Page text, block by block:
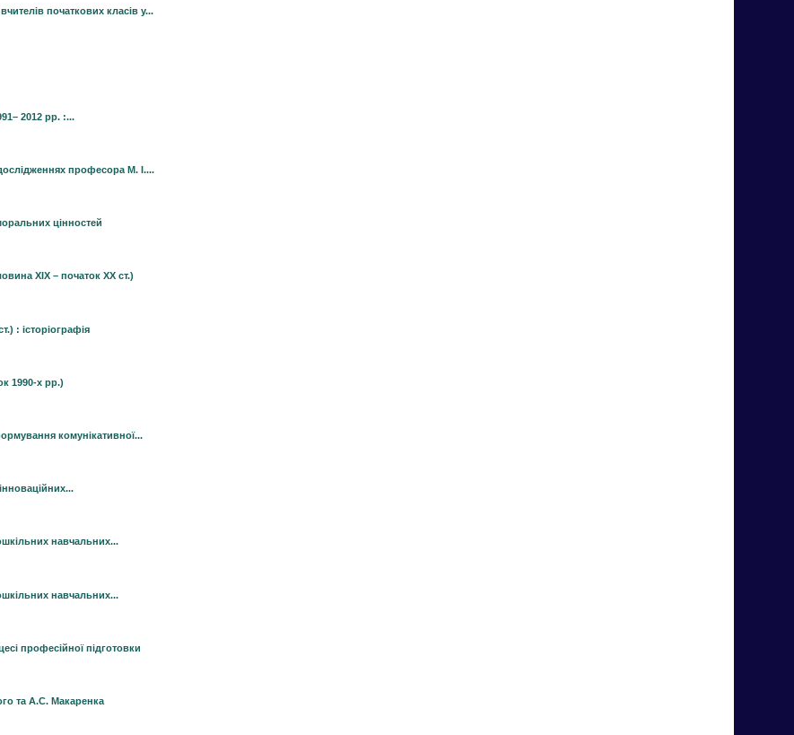
початкових класів у...
2012 рр. :...
професора М. І....
цінностей
ХІХ – початок ХХ ст.)
: історіографія
1990-х рр.)
комунікативної...
навчальних...
навчальних...
професiйної підготовки
та А.С. Макаренка